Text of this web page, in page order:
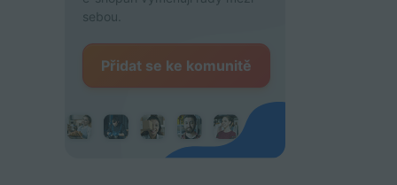
sebou.
Přidat se ke komunitě